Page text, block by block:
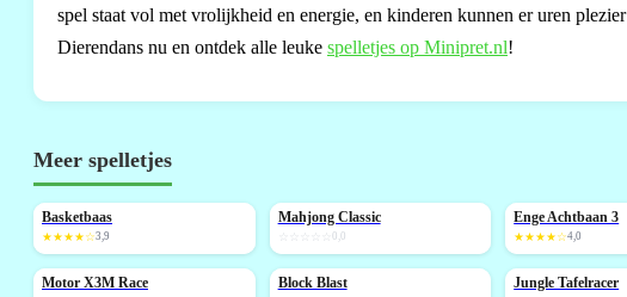
spel staat vol met vrolijkheid en energie, en kinderen kunnen er uren
Dierendans nu en ontdek alle leuke spelletjes op Minipret.nl!
Meer spelletjes
NIEUW
Basketbaas
★★★★☆3,9
NIEUW
Mahjong Classic
0,0
Enge Achtbaan 3
★★★★☆4,0
Motor X3M Race NIEUW
Block Blast NIEUW
Jungle Tafelracer